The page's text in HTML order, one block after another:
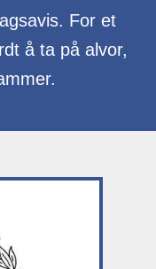
For et
å ta på alvor,